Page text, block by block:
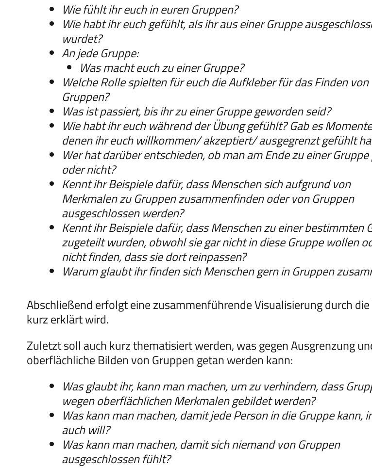
Wie fühlt ihr euch in euren Gruppen?
Wie habt ihr euch gefühlt, als ihr aus einer Gruppe
wurdet?
An jede Gruppe:
Was macht euch zu einer Gruppe?
Welche Rolle spielten für euch die Aufkleber für das Finden von
Gruppen?
Was ist passiert, bis ihr zu einer Gruppe geworden seid?
Wie habt ihr euch während der Übung gefühlt? Gab es
denen ihr euch willkommen/ akzeptiert/ ausgegrenzt gefühlt
Wer hat darüber entschieden, ob man am Ende zu einer
oder nicht?
Kennt ihr Beispiele dafür, dass Menschen sich aufgrund von
Merkmalen zu Gruppen zusammenfinden oder von Gruppen
ausgeschlossen werden?
Kennt ihr Beispiele dafür, dass Menschen zu einer bestimmten
zugeteilt wurden, obwohl sie gar nicht in diese Gruppe wollen
nicht finden, dass sie dort reinpassen?
Warum glaubt ihr finden sich Menschen gern in Gruppen
Abschließend erfolgt eine zusammenführende Visualisierung durch die
kurz erklärt wird.
Zuletzt soll auch kurz thematisiert werden, was gegen Ausgrenzung
oberflächliche Bilden von Gruppen getan werden kann:
Was glaubt ihr, kann man machen, um zu verhindern, dass
wegen oberflächlichen Merkmalen gebildet werden?
Was kann man machen, damit jede Person in die Gruppe kann,
auch will?
Was kann man machen, damit sich niemand von Gruppen
ausgeschlossen fühlt?